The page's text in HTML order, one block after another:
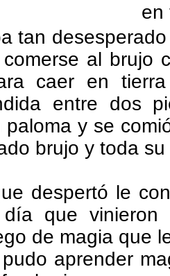
en
tan
al brujo
caer en
entre dos
paloma y se
brujo y toda
despertó le
que vinieron
de magia que
aprender